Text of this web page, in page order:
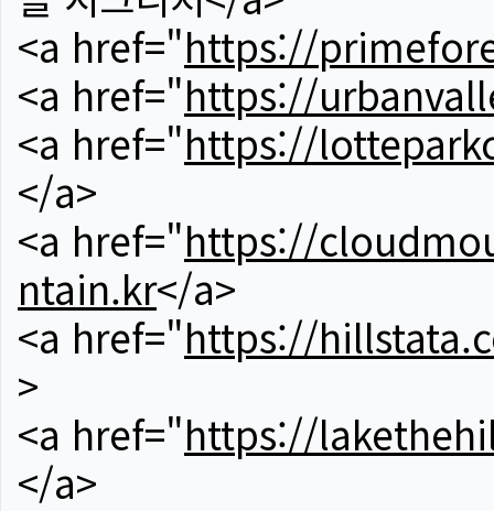
<a href="https://
<a href="https://
<a href="https://
</a>
<a href="https://
ntain.kr</a>
<a href="https://
>
<a href="https://
</a>